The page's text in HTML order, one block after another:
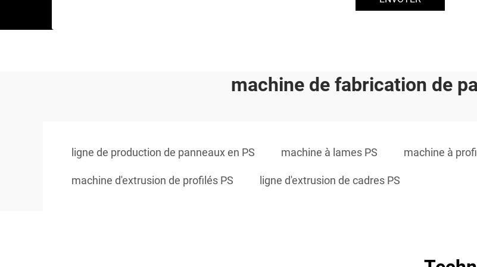
machine de fabrication de
ligne de production de panneaux en PS machine à lames PS machine à
machine d'extrusion de profilés PS ligne d'extrusion de cadres PS